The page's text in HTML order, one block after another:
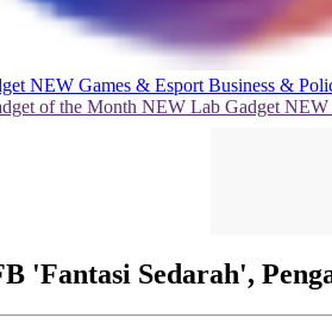
NEW Games & Esport Business &
of the Month NEW Lab Gadget NEW
'Fantasi Sedarah',